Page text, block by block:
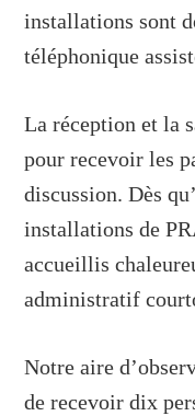
installations sont
téléphonique
La réception et la
pour recevoir les
discussion. Dès
installations de
accueillis
administratif
Notre aire
de recevoir dix